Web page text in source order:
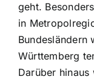
geht.
in
Bundesländern
Württemberg
Darüber